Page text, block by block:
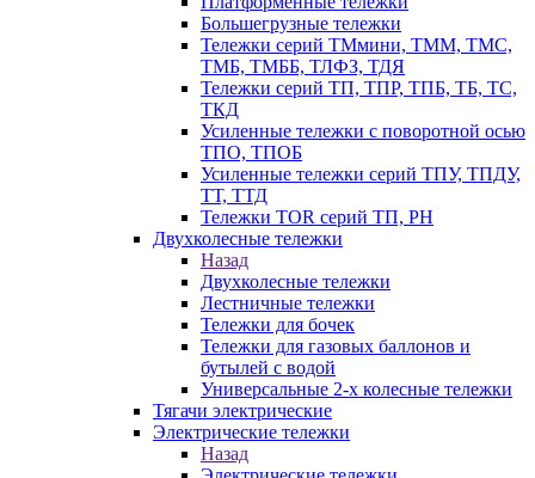
Большегрузные тележки
Тележки серий ТМмини, ТММ, ТМС,
ТМБ, ТМББ, ТЛФЗ, ТДЯ
Тележки серий ТП, ТПР, ТПБ, ТБ, ТС,
ТКД
Усиленные тележки с поворотной осью
ТПО, ТПОБ
Усиленные тележки серий ТПУ, ТПДУ,
ТТ, ТТД
Тележки TOR серий ТП, PH
Двухколесные тележки
Назад
Двухколесные тележки
Лестничные тележки
Тележки для бочек
Тележки для газовых баллонов и
бутылей с водой
Универсальные 2-х колесные тележки
Тягачи электрические
Электрические тележки
Назад